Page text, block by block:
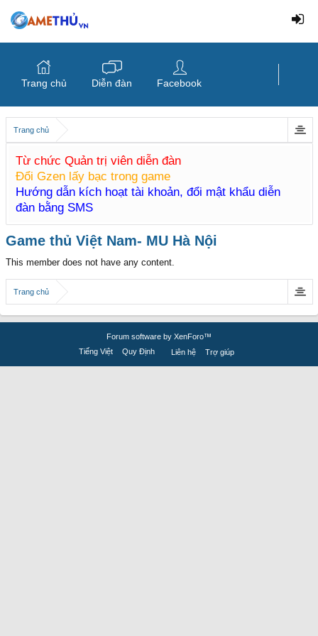
Trang chủ
Từ chức Quản trị viên diễn đàn
Đổi Gzen lấy bạc trong game
Hướng dẫn kích hoạt tài khoản, đổi mật khẩu diễn
đàn bằng SMS
Game thủ Việt Nam- MU Hà Nội
This member does not have any content.
Trang chủ
Trang chủ Diễn đàn Facebook
Forum software by XenForo™
Tiếng Việt
Quy Định Liên hệ Trợ giúp